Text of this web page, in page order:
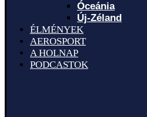
Óceánia
Új-Zéland
ÉLMÉNYEK
AEROSPORT
A HOLNAP
PODCASTOK